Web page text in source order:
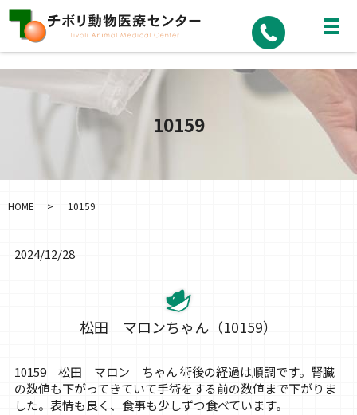
10159
HOME 10159
2024/12/28
松田 マロンちゃん（10159）
10159 松田 マロン ちゃん 術後の経過は順調です。腎臓
の数値も下がってきていて手術をする前の数値まで下がりま
した。表情も良く、食事も少しずつ食べています。